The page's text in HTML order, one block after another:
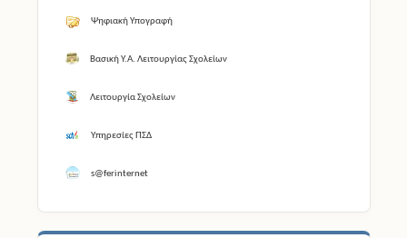
Ψηφιακή Υπογραφή
Βασική Υ.Α. Λειτουργίας Σχολείων
Λειτουργία Σχολείων
Υπηρεσίες ΠΣΔ
s@ferinternet